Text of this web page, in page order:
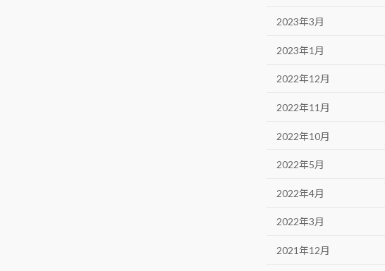
2023年3月
2023年1月
2022年12月
2022年11月
2022年10月
2022年5月
2022年4月
2022年3月
2021年12月